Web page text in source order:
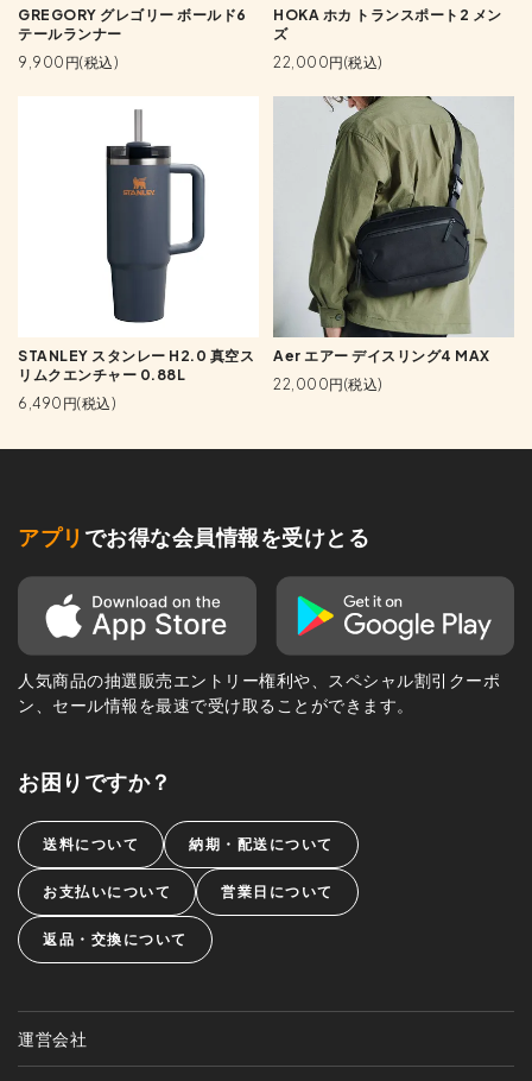
GREGORY グレゴリー ボールド6
テールランナー
9,900円(税込)
HOKA ホカ トランスポート2 メン
ズ
22,000円(税込)
STANLEY スタンレー H2.0 真空ス
リムクエンチャー 0.88L
6,490円(税込)
Aer エアー デイスリング4 MAX
22,000円(税込)
アプリ でお得な会員情報を受けとる
人気商品の抽選販売エントリー権利や、スペシャル割引クーポ
ン、セール情報を最速で受け取ることができます。
お困りですか？
送料について 納期・配送について
お支払いについて 営業日について
返品・交換について
運営会社